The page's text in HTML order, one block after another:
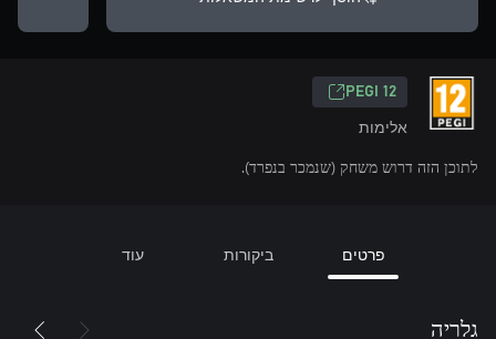
‎PEGI 12‎
אלימות
לתוכן הזה דרוש משחק (שנמכר בנפרד).
פרטים ביקורות עוד
גלריה